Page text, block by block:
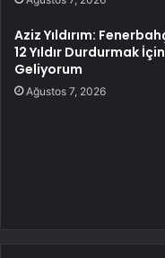
Aziz Yıldırım:
12 Yıldır Durdurmak İçin
Geliyorum
Ağustos 7, 2026